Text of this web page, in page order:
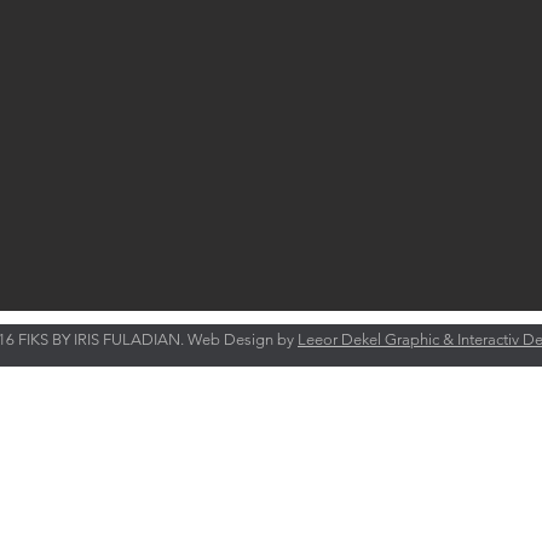
FIKS BY IRIS FULADIAN. Web Design by Leeor Dekel Graphic & Interactiv